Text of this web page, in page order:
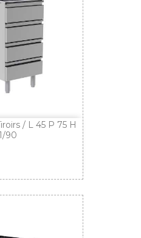
/ L 45 P 75 H
90